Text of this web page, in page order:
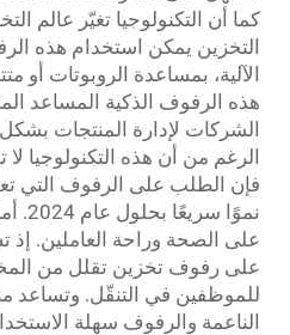
كما أن التكنولوجيا تغيّر عالم
التخزين يمكن استخدام هذه
الآلية، بمساعدة الروبوتات أو
هذه الرفوف الذكية المساعد
الشركات لإدارة المنتجات
الرغم من أن هذه التكنولوجيا لا
فإن الطلب على الرفوف التي
نموًا
على الصحة وراحة العاملين.
على رفوف تخزين تقلل من
للموظفين في التنقّل. وتساعد
الناعمة والرفوف سهلة